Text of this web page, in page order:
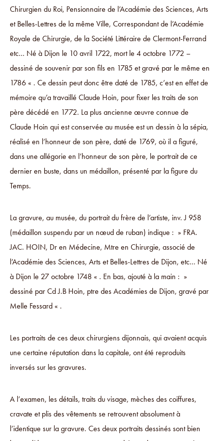
Chirurgien du Roi, Pensionnaire de l’Académie des Sciences, Arts
et Belles-Lettres de la même Ville, Correspondant de l’Académie
Royale de Chirurgie, de la Société Littéraire de Clermont-Ferrand
etc… Né à Dijon le 10 avril 1722, mort le 4 octobre 1772 –
dessiné de souvenir par son fils en 1785 et gravé par le même en
1786 « . Ce dessin peut donc être daté de 1785, c’est en effet de
mémoire qu’a travaillé Claude Hoin, pour fixer les traits de son
père décédé en 1772. La plus ancienne œuvre connue de
Claude Hoin qui est conservée au musée est un dessin à la sépia,
réalisé en l’honneur de son père, daté de 1769, où il a figuré,
dans une allégorie en l’honneur de son père, le portrait de ce
dernier en buste, dans un médaillon, présenté par la figure du
Temps.
La gravure, au musée, du portrait du frère de l’artiste, inv. J 958
(médaillon suspendu par un nœud de ruban) indique : » FRA.
JAC. HOIN, Dr en Médecine, Mtre en Chirurgie, associé de
l’Académie des Sciences, Arts et Belles-Lettres de Dijon, etc… Né
à Dijon le 27 octobre 1748 « . En bas, ajouté à la main : »
dessiné par Cd J.B Hoin, ptre des Académies de Dijon, gravé par
Melle Fessard « .
Les portraits de ces deux chirurgiens dijonnais, qui avaient acquis
une certaine réputation dans la capitale, ont été reproduits
inversés sur les gravures.
A l’examen, les détails, traits du visage, mèches des coiffures,
cravate et plis des vêtements se retrouvent absolument à
l’identique sur la gravure. Ces deux portraits dessinés sont bien